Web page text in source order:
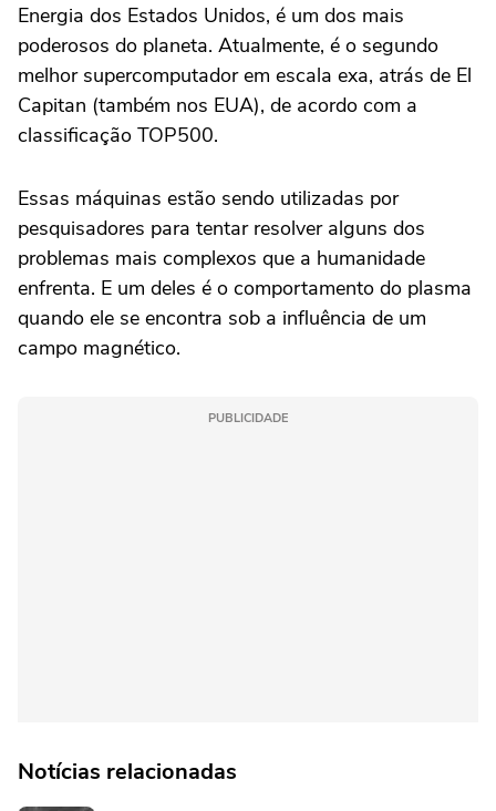
Energia dos Estados Unidos, é um dos mais
poderosos do planeta. Atualmente, é o segundo
melhor supercomputador em escala exa, atrás de El
Capitan (também nos EUA), de acordo com a
classificação TOP500.
Essas máquinas estão sendo utilizadas por
pesquisadores para tentar resolver alguns dos
problemas mais complexos que a humanidade
enfrenta. E um deles é o comportamento do plasma
quando ele se encontra sob a influência de um
campo magnético.
PUBLICIDADE
Notícias relacionadas